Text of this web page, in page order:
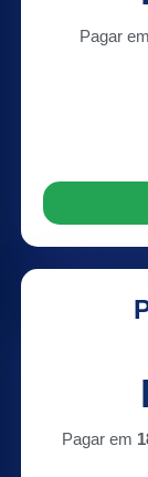
Pagar em
Pagar em